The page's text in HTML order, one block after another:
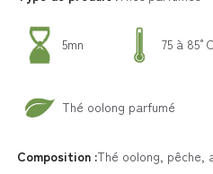
5mn 75 à 85°C
Thé oolong parfumé
Composition :Thé oolong, pêche,